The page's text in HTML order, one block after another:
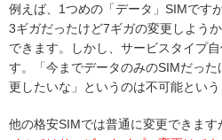
例えば、1つめの「データ」SIMです
3ギガだったけど7ギガの変更しよう
できます。しかし、サービスタイプ
す。「今までデータのみのSIMだっ
更したいな」というのは不可能という
他の格安SIMでは普通に変更できま